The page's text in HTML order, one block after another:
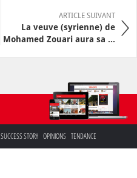
ARTICLE SUIVANT
La veuve (syrienne) de
Mohamed Zouari aura sa ...
SUCCESS STORY OPINIONS TENDANCE